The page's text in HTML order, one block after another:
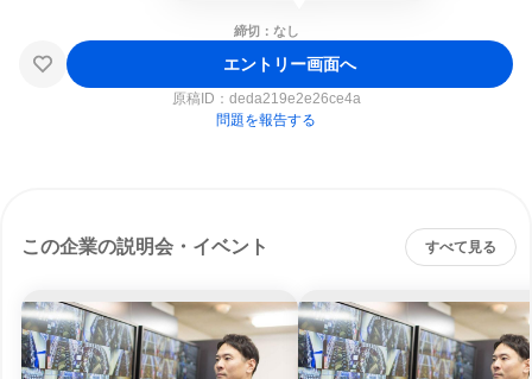
締切：なし
エントリー画面へ
原稿ID： deda219e2e26ce4a
問題を報告する
この企業の説明会・イベント すべて見る